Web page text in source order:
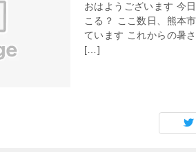
おはようございます 今
こる？ ここ数日、熊本
ています これからの暑
[…]